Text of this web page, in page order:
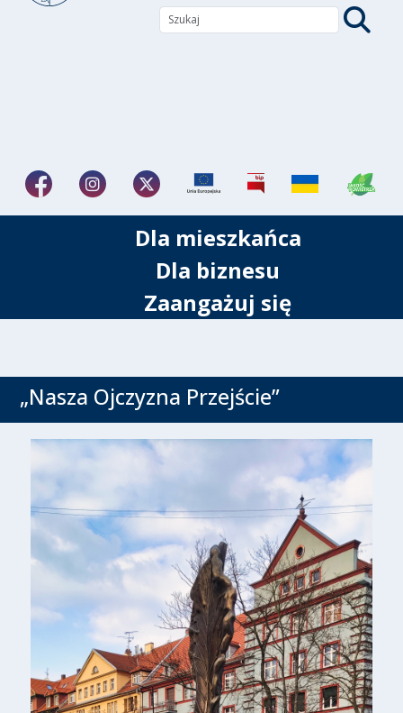
Dla mieszkańca
Dla biznesu
Zaangażuj się
„Nasza Ojczyzna Przejście”